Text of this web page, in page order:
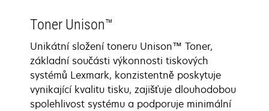
Toner Unison™
Unikátní složení toneru Unison™ Toner,
základní součásti výkonnosti tiskových
systémů Lexmark, konzistentně poskytuje
vynikající kvalitu tisku, zajišťuje dlouhodobou
spolehlivost systému a podporuje minimální